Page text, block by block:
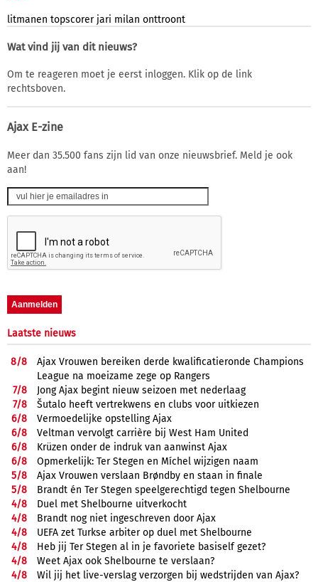
litmanen topscorer jari milan onttroont
Wat vind jij van dit nieuws?
Om te reageren moet je eerst inloggen. Klik op de link
rechtsboven.
Ajax E-zine
Meer dan 35.500 fans zijn lid van onze nieuwsbrief. Meld je ook
aan!
Laatste nieuws
8/8
Ajax Vrouwen bereiken derde kwalificatieronde Champions
League na moeizame zege op Rangers
7/8
Jong Ajax begint nieuw seizoen met nederlaag
7/8
Šutalo heeft vertrekwens en clubs voor uitkiezen
6/8
Vermoedelijke opstelling Ajax
6/8
Veltman vervolgt carrière bij West Ham United
6/8
Krüzen onder de indruk van aanwinst Ajax
6/8
Opmerkelijk: Ter Stegen en Míchel wijzigen naam
5/8
Ajax Vrouwen verslaan Brøndby en staan in finale
5/8
Brandt én Ter Stegen speelgerechtigd tegen Shelbourne
4/8
Duel met Shelbourne uitverkocht
4/8
Brandt nog niet ingeschreven door Ajax
4/8
UEFA zet Turkse arbiter op duel met Shelbourne
4/8
Heb jij Ter Stegen al in je favoriete basiself gezet?
4/8
Weet Ajax ook Shelbourne te verslaan?
4/8
Wil jij het live-verslag verzorgen bij wedstrijden van Ajax?